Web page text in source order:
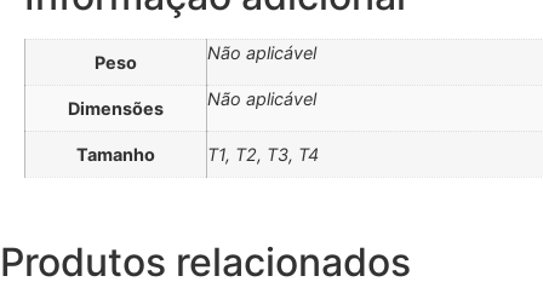
Peso Não aplicável
Dimensões Não aplicável
Tamanho T1, T2, T3, T4
Produtos relacionados